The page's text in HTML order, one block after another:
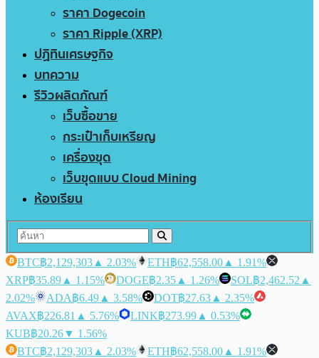
ราคา Dogecoin
ราคา Ripple (XRP)
ปฏิทินเศรษฐกิจ
บทความ
รีวิวผลิตภัณฑ์
เว็บซื้อขาย
กระเป๋าเก็บเหรียญ
เครื่องขุด
เว็บขุดแบบ Cloud Mining
ห้องเรียน
BTC฿2,129,303 ▲ 2.03% ETH฿62,558.00 ▲ 1.91%
XRP฿35.89 ▲ 1.15% DOGE฿2.35 ▲ 1.26% SOL฿2,462.52 ▲
2.02%
ADA฿6.49 ▲ 3.58% DOT฿27.63 ▲ 2.35%
AVAX฿226.81 ▲ 5.76% LINK฿273.99 ▲ 0.53%
KUB฿20.26▼ 1.56%
BTC฿2,129,303 ▲ 2.03% ETH฿62,558.00 ▲ 1.91%